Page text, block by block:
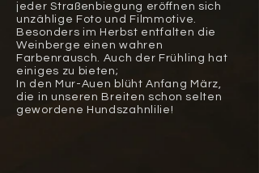
jeder Straßenbiegung eröffnen sich
unzählige Foto und Filmmotive.
Besonders im Herbst entfalten die
Weinberge einen wahren
Farbenrausch. Auch der Frühling hat
einiges zu bieten;
In den Mur-Auen blüht Anfang März,
die in unseren Breiten schon selten
gewordene Hundszahnlilie!